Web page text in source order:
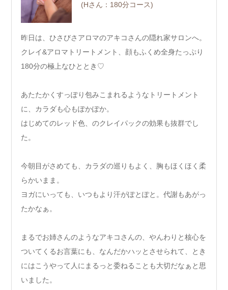
(Hさん：180分コース)
昨日は、ひさびさアロマのアキコさんの隠れ家サロンへ。
クレイ&アロマトリートメント、顔もふくめ全身たっぷり
180分の極上なひととき♡
あたたかくすっぽり包みこまれるようなトリートメント
に、カラダも心もぽかぽか。
はじめてのレッド色、のクレイパックの効果も抜群でし
た。
今朝目がさめても、カラダの巡りもよく、胸もほくほく柔
らかいまま。
ヨガにいっても、いつもより汗がぽとぽと。代謝もあがっ
たかなぁ。
まるでお姉さんのようなアキコさんの、やんわりと核心を
ついてくるお言葉にも、なんだかハッとさせられて、とき
にはこうやって人にまるっと委ねることも大切だなぁと思
いました。